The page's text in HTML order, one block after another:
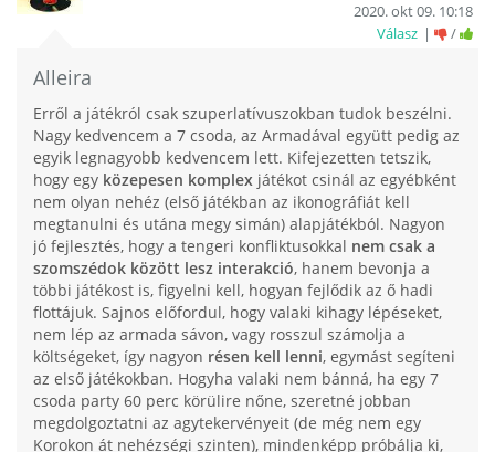
Alleira
2020. okt 09. 10:18
Válasz
/
Erről a játékról csak szuperlatívuszokban tudok beszélni.
Nagy kedvencem a 7 csoda, az Armadával együtt pedig az
egyik legnagyobb kedvencem lett. Kifejezetten tetszik,
hogy egy közepesen komplex játékot csinál az egyébként
nem olyan nehéz (első játékban az ikonográfiát kell
megtanulni és utána megy simán) alapjátékból. Nagyon
jó fejlesztés, hogy a tengeri konfliktusokkal nem csak a
szomszédok között lesz interakció, hanem bevonja a
többi játékost is, figyelni kell, hogyan fejlődik az ő hadi
flottájuk. Sajnos előfordul, hogy valaki kihagy lépéseket,
nem lép az armada sávon, vagy rosszul számolja a
költségeket, így nagyon résen kell lenni, egymást segíteni
az első játékokban. Hogyha valaki nem bánná, ha egy 7
csoda party 60 perc körülire nőne, szeretné jobban
megdolgoztatni az agytekervényeit (de még nem egy
Korokon át nehézségi szinten), mindenképp próbálja ki,